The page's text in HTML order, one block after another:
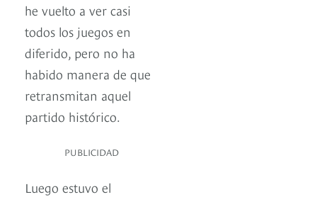
he vuelto a ver casi
todos los juegos en
diferido, pero no ha
habido manera de que
retransmitan aquel
partido histórico.
PUBLICIDAD
Luego estuvo el